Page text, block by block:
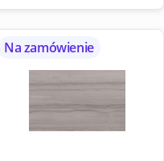
Na zamówienie